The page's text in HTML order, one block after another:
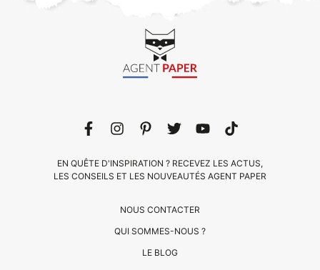
NOUS CONTACTER
QUI SOMMES-NOUS ?
LE BLOG
EN QUÊTE D'INSPIRATION ? RECEVEZ LES ACTUS,
LES CONSEILS ET LES NOUVEAUTÉS AGENT PAPER